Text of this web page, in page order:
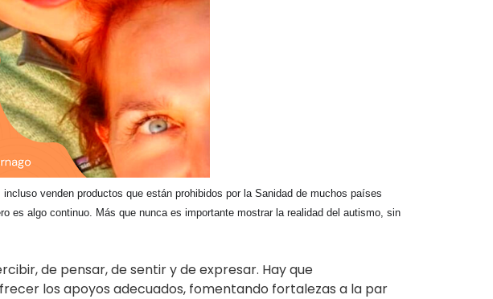
venden productos que están prohibidos por la Sanidad de muchos países
es algo continuo. Más que nunca es importante mostrar la realidad del autismo, sin
de pensar, de sentir y de expresar. Hay que
los apoyos adecuados, fomentando fortalezas a la par